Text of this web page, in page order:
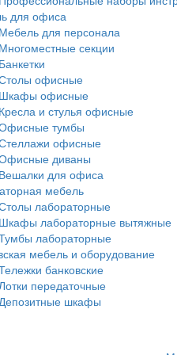
для офиса
Мебель для персонала
Многоместные секции
Банкетки
офисные
Шкафы офисные
Кресла и стулья офисные
тумбы
офисные
диваны
Вешалки для офиса
мебель
лабораторные
Шкафы лабораторные вытяжные
лабораторные
мебель и оборудование
банковские
передаточные
шкафы